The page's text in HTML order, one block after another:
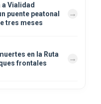
a Vialidad
puente peatonal
tres meses
en la Ruta
frontales